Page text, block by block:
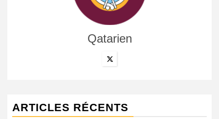
Qatarien
ARTICLES RÉCENTS